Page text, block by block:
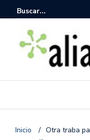
Inicio / Otra traba